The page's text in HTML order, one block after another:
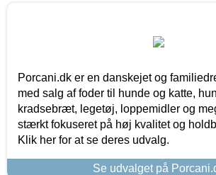
Porcani.dk er en danskejet og
med salg af foder til hunde og katte,
kradsebræt, legetøj, loppemidler og
stærkt fokuseret på høj kvalitet og
Klik her for at se deres udvalg.
Se udvalget på